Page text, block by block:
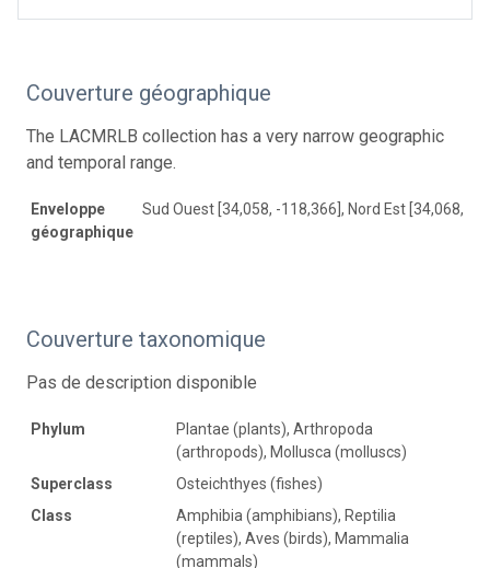
Couverture géographique
The LACMRLB collection has a very narrow geographic
and temporal range.
Enveloppe
géographique
Sud Ouest [34,058, -118,366], Nord Est [34,068, -
Couverture taxonomique
Pas de description disponible
Phylum
Plantae (plants), Arthropoda
(arthropods), Mollusca (molluscs)
Superclass
Osteichthyes (fishes)
Class
Amphibia (amphibians), Reptilia
(reptiles), Aves (birds), Mammalia
(mammals)